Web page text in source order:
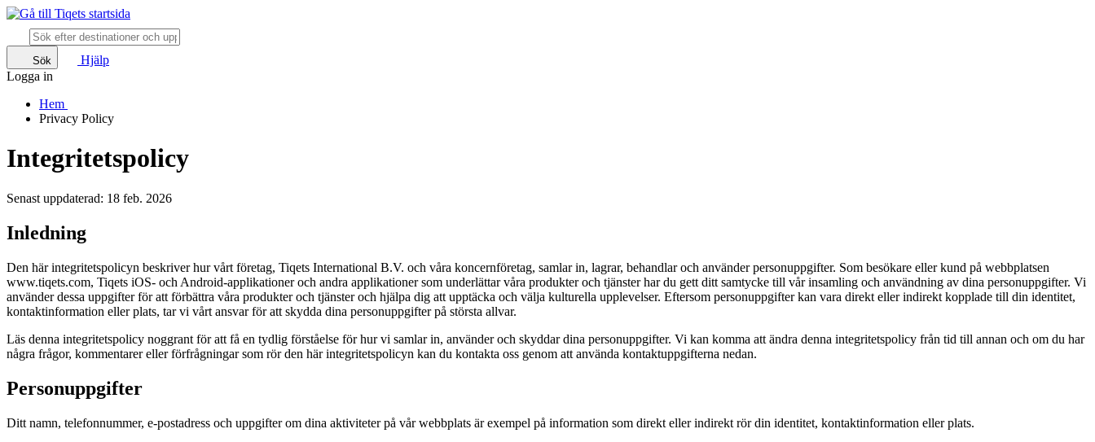
Sök
Hjälp
Logga in
Hem
Privacy Policy
Integritetspolicy
Senast uppdaterad: 18 feb. 2026
Inledning
Den här integritetspolicyn beskriver hur vårt företag, Tiqets International B.V. och våra koncernföretag, samlar in, lagrar, behandlar och använder personuppgifter. Som besökare eller kund på webbplatsen
www.tiqets.com, Tiqets iOS- och Android-applikationer och andra applikationer som underlättar våra produkter och tjänster har du gett ditt samtycke till vår insamling och användning av dina personuppgifter. Vi
använder dessa uppgifter för att förbättra våra produkter och tjänster och hjälpa dig att upptäcka och välja kulturella upplevelser. Eftersom personuppgifter kan vara direkt eller indirekt kopplade till din identitet,
kontaktinformation eller plats, tar vi vårt ansvar för att skydda dina personuppgifter på största allvar.
Läs denna integritetspolicy noggrant för att få en tydlig förståelse för hur vi samlar in, använder och skyddar dina personuppgifter. Vi kan komma att ändra denna integritetspolicy från tid till annan och om du har
några frågor, kommentarer eller förfrågningar som rör den här integritetspolicyn kan du kontakta oss genom att använda kontaktuppgifterna nedan.
Personuppgifter
Ditt namn, telefonnummer, e-postadress och uppgifter om dina aktiviteter på vår webbplats är exempel på information som direkt eller indirekt rör din identitet, kontaktinformation eller plats.